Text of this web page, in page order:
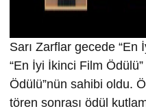
Sarı Zarflar gecede “En
“En İyi İkinci Film
Ödülü”nün sahibi oldu.
tören sonrası ödül